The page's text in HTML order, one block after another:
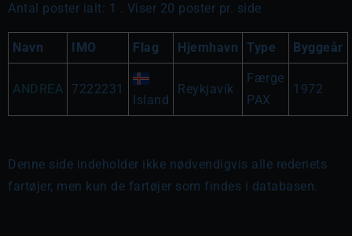
Antal poster ialt: 1 . Viser 20 poster pr. side
Navn IMO Flag Hjemhavn Type Byggeår
ANDREA 7222231
Island
Reykjavík
Færge
PAX
1972
Denne side indeholder ikke nødvendigvis alle rederiets
fartøjer, men kun de fartøjer som findes i databasen.